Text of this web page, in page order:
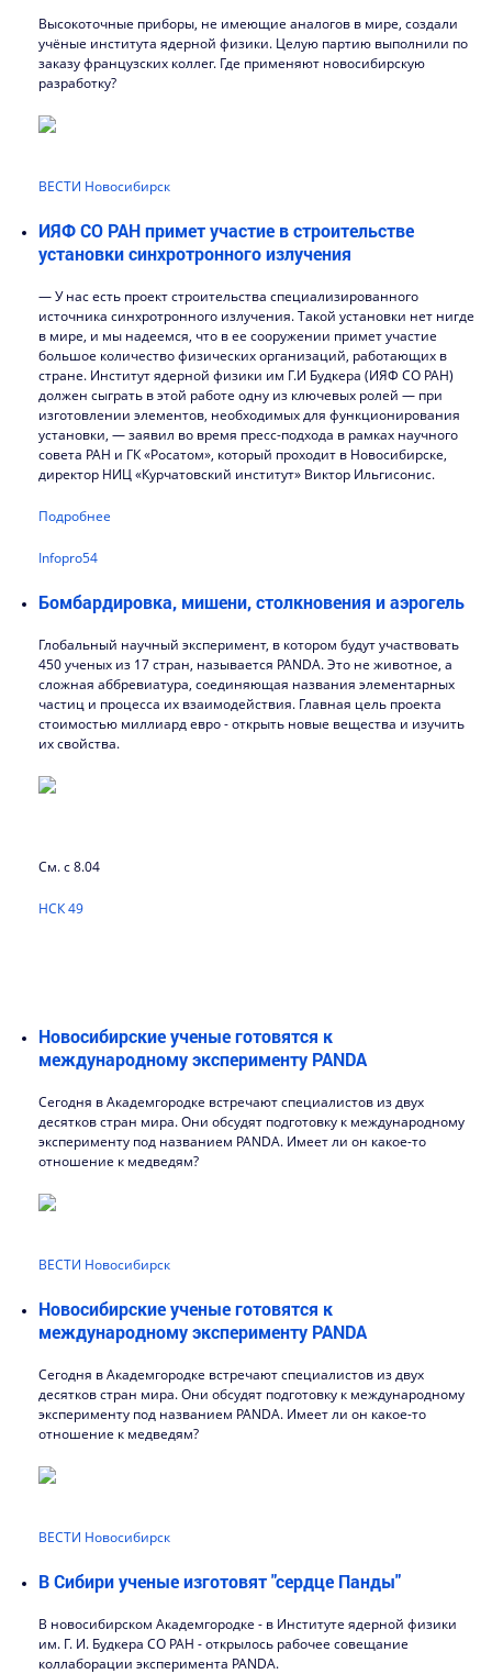
Высокоточные приборы, не имеющие аналогов в мире, создали
учёные института ядерной физики. Целую партию выполнили по
заказу французских коллег. Где применяют новосибирскую
разработку?
ВЕСТИ Новосибирск
ИЯФ СО РАН примет участие в строительстве
установки синхротронного излучения
— У нас есть проект строительства специализированного
источника синхротронного излучения. Такой установки нет нигде
в мире, и мы надеемся, что в ее сооружении примет участие
большое количество физических организаций, работающих в
стране. Институт ядерной физики им Г.И Будкера (ИЯФ СО РАН)
должен сыграть в этой работе одну из ключевых ролей — при
изготовлении элементов, необходимых для функционирования
установки, — заявил во время пресс-подхода в рамках научного
совета РАН и ГК «Росатом», который проходит в Новосибирске,
директор НИЦ «Курчатовский институт» Виктор Ильгисонис.
Подробнее
Infopro54
Бомбардировка, мишени, столкновения и аэрогель
Глобальный научный эксперимент, в котором будут участвовать
450 ученых из 17 стран, называется PANDA. Это не животное, а
сложная аббревиатура, соединяющая названия элементарных
частиц и процесса их взаимодействия. Главная цель проекта
стоимостью миллиард евро - открыть новые вещества и изучить
их свойства.
См. с 8.04
НСК 49
Новосибирские ученые готовятся к
международному эксперименту PANDA
Сегодня в Академгородке встречают специалистов из двух
десятков стран мира. Они обсудят подготовку к международному
эксперименту под названием PANDA. Имеет ли он какое-то
отношение к медведям?
ВЕСТИ Новосибирск
Новосибирские ученые готовятся к
международному эксперименту PANDA
Сегодня в Академгородке встречают специалистов из двух
десятков стран мира. Они обсудят подготовку к международному
эксперименту под названием PANDA. Имеет ли он какое-то
отношение к медведям?
ВЕСТИ Новосибирск
В Сибири ученые изготовят "сердце Панды"
В новосибирском Академгородке - в Институте ядерной физики
им. Г. И. Будкера СО РАН - открылось рабочее совещание
коллаборации эксперимента PANDA.